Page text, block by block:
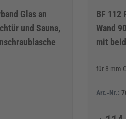
Glas an
und Sauna,
BF 112
Wand
mit
für 8 mm
Art.-Nr.: